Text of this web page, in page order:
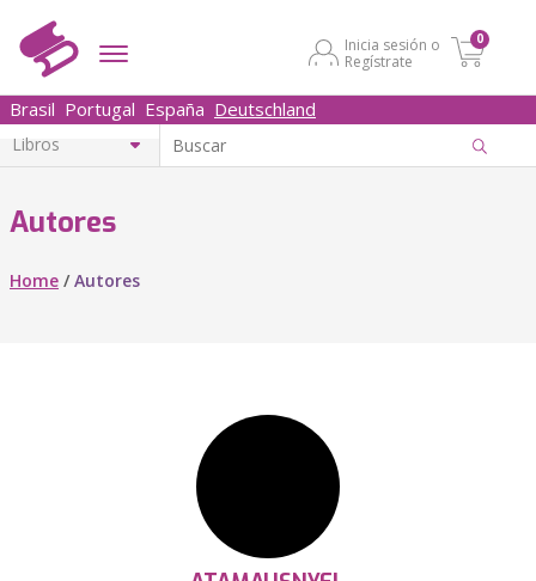
Inicia sesión o
Regístrate
0
Brasil Portugal España Deutschland
Autores
Home /Autores